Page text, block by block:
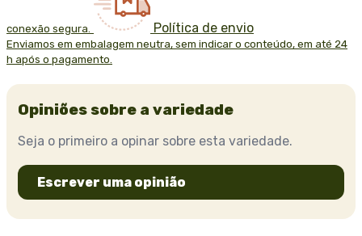
conexão segura. Política de envio
Enviamos em embalagem neutra, sem indicar o conteúdo, em até 24
h após o pagamento.
Opiniões sobre a variedade
Seja o primeiro a opinar sobre esta variedade.
Escrever uma opinião